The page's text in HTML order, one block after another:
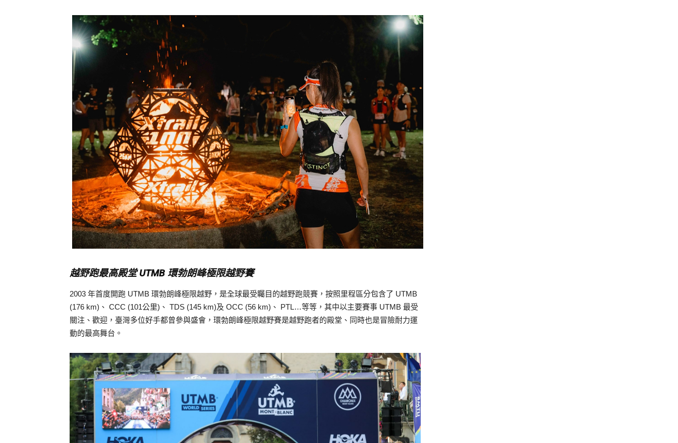
越野跑最高殿堂 UTMB 環勃朗峰極限越野賽
2003 年首度開跑 UTMB 環勃朗峰極限越野，是全球最受矚目的越野跑競賽，按照里程區分包含了 UTMB
(176 km)、 CCC (101公里)、 TDS (145 km)及 OCC (56 km)、 PTL…等等，其中以主要賽事 UTMB 最受
關注、歡迎，臺灣多位好手都曾參與盛會，環勃朗峰極限越野賽是越野跑者的殿堂、同時也是冒險耐力運
動的最高舞台。